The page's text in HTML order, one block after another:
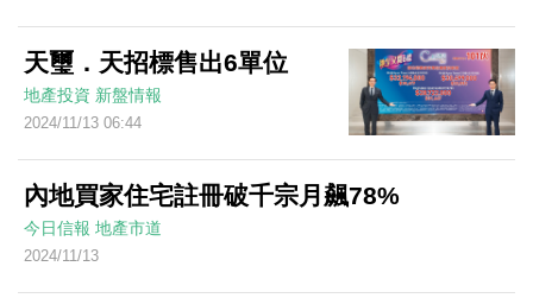
天璽．天招標售出6單位
地產投資 新盤情報
2024/11/13 06:44
內地買家住宅註冊破千宗月飆78%
今日信報 地產市道
2024/11/13